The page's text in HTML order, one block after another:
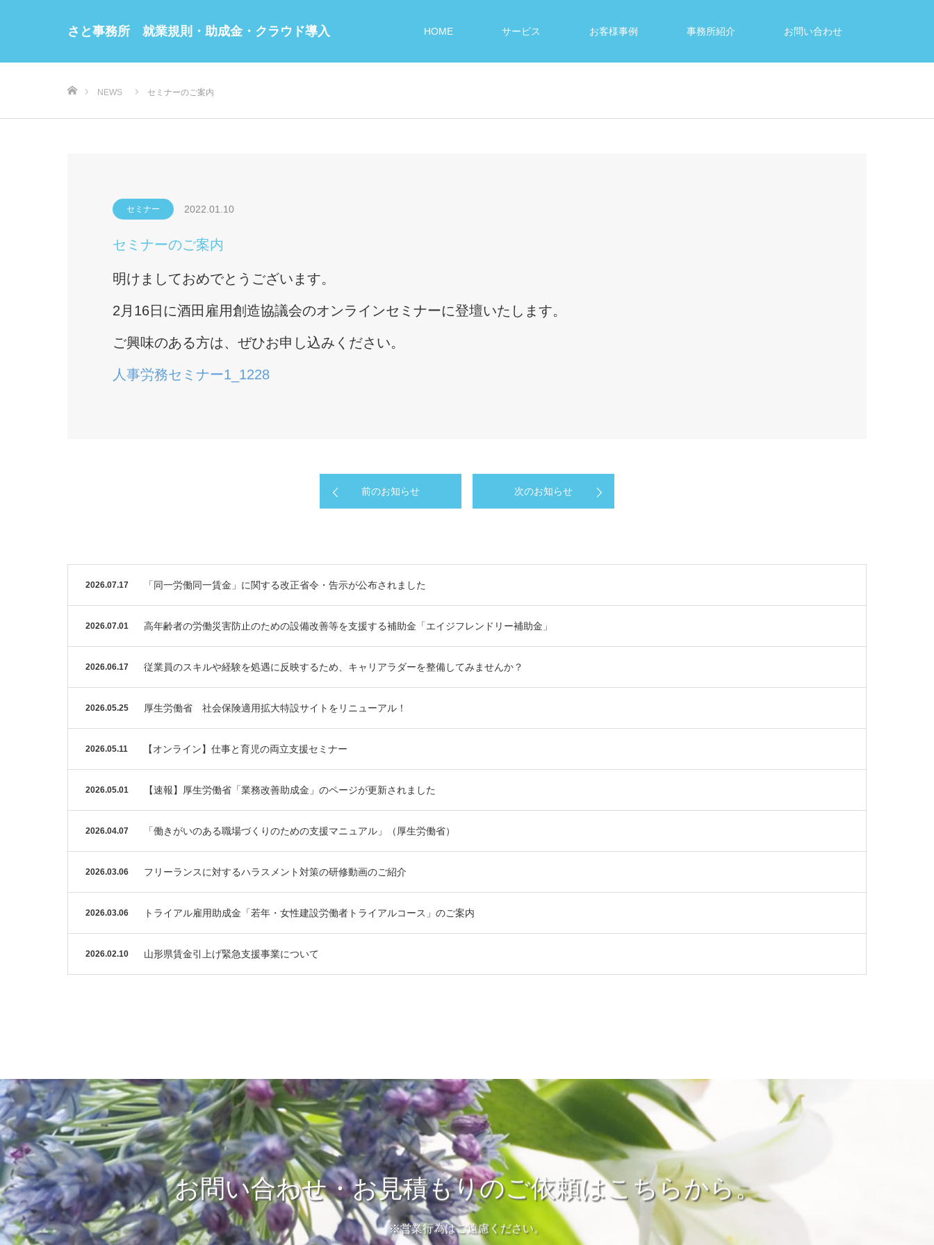
さと事務所 就業規則・助成金・クラウド導入 HOME サービス お客様事例 事務所紹介 お問い合わせ
NEWS セミナーのご案内
セミナー 2022.01.10
セミナーのご案内
明けましておめでとうございます。
2月16日に酒田雇用創造協議会のオンラインセミナーに登壇いたします。
ご興味のある方は、ぜひお申し込みください。
人事労務セミナー1_1228
前のお知らせ 次のお知らせ
2026.07.17 「同一労働同一賃金」に関する改正省令・告示が公布されました
2026.07.01 高年齢者の労働災害防止のための設備改善等を支援する補助金「エイジフレンドリー補助金」
2026.06.17 従業員のスキルや経験を処遇に反映するため、キャリアラダーを整備してみませんか？
2026.05.25 厚生労働省 社会保険適用拡大特設サイトをリニューアル！
2026.05.11 【オンライン】仕事と育児の両立支援セミナー
2026.05.01 【速報】厚生労働省「業務改善助成金」のページが更新されました
2026.04.07 「働きがいのある職場づくりのための支援マニュアル」（厚生労働省）
2026.03.06 フリーランスに対するハラスメント対策の研修動画のご紹介
2026.03.06 トライアル雇用助成金「若年・女性建設労働者トライアルコース」のご案内
2026.02.10 山形県賃金引上げ緊急支援事業について
お問い合わせ・お見積もりのご依頼はこちらから。
※営業行為はご遠慮ください。